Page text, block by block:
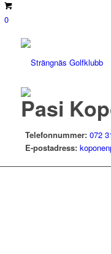
0
Pasi
Telefonnummer: 072
E-postadress: